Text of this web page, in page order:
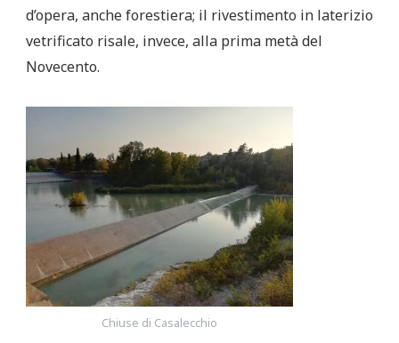
d’opera, anche forestiera; il rivestimento in laterizio
vetrificato risale, invece, alla prima metà del
Novecento.
Chiuse di Casalecchio